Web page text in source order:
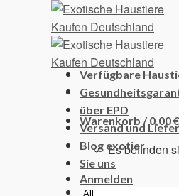
Warenkorb /0,00€
Es befinden
Anmelden
Verfügbare
über EPD
Versand und
Blog exotier
Sie uns